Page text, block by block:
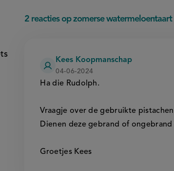
2 reacties op zomerse watermeloentaart
Ha die Rudolph.
Vraagje over de gebruikte
Dienen deze gebrand of ongebrand
Groetjes Kees
Kees Koopmanschap
04-06-2024